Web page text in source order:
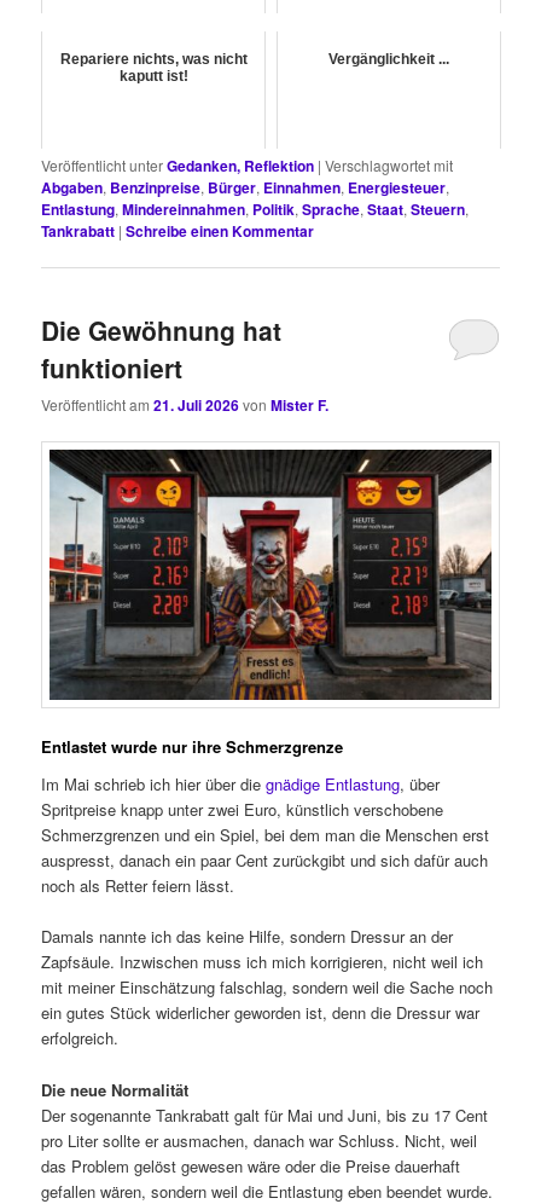
Repariere nichts, was nicht
kaputt ist!
Vergänglichkeit ...
Veröffentlicht unterGedanken, Reflektion |Verschlagwortet mit
Abgaben, Benzinpreise, Bürger, Einnahmen, Energiesteuer,
Entlastung,Mindereinnahmen, Politik,Sprache,Staat,Steuern,
Tankrabatt |Schreibe einen Kommentar
Die Gewöhnung hat
funktioniert
Veröffentlicht am21. Juli 2026vonMister F.
Entlastet wurde nur ihre Schmerzgrenze
Im Mai schrieb ich hier über diegnädige Entlastung, über
Spritpreise knapp unter zwei Euro, künstlich verschobene
Schmerzgrenzen und ein Spiel, bei dem man die Menschen erst
auspresst, danach ein paar Cent zurückgibt und sich dafür auch
noch als Retter feiern lässt.
Damals nannte ich das keine Hilfe, sondern Dressur an der
Zapfsäule. Inzwischen muss ich mich korrigieren, nicht weil ich
mit meiner Einschätzung falschlag, sondern weil die Sache noch
ein gutes Stück widerlicher geworden ist, denn die Dressur war
erfolgreich.
Die neue Normalität
Der sogenannte Tankrabatt galt für Mai und Juni, bis zu 17 Cent
pro Liter sollte er ausmachen, danach war Schluss. Nicht, weil
das Problem gelöst gewesen wäre oder die Preise dauerhaft
gefallen wären, sondern weil die Entlastung eben beendet wurde.